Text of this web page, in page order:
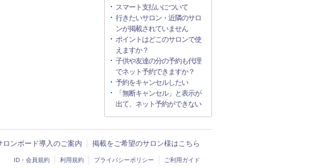
スマート支払いについて
行きたいサロン・近隣のサロ
ンが掲載されていません
ポイントはどこのサロンで使
えますか？
子供や友達の分の予約も代理
でネット予約できますか？
予約をキャンセルしたい
「無断キャンセル」と表示が
出て、ネット予約ができない
ロンボード導入のご案内 掲載をご希望のサロン様はこちら
ID・会員規約 利用規約 プライバシーポリシー ご利用ガイド